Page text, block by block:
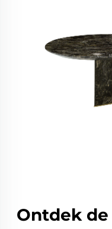
Ontdek